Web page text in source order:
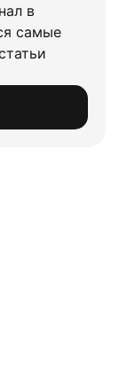
в
самые